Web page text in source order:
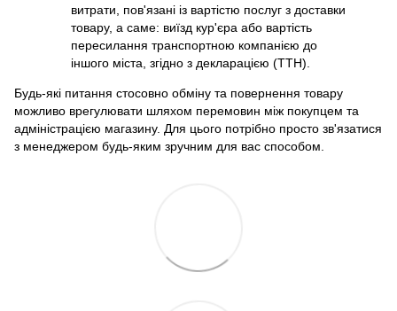
витрати, пов'язані із вартістю послуг з доставки
товару, а саме: виїзд кур'єра або вартість
пересилання транспортною компанією до
іншого міста, згідно з декларацією (ТТН).
Будь-які питання стосовно обміну та повернення товару
можливо врегулювати шляхом перемовин між покупцем та
адміністрацією магазину. Для цього потрібно просто зв'язатися
з менеджером будь-яким зручним для вас способом.